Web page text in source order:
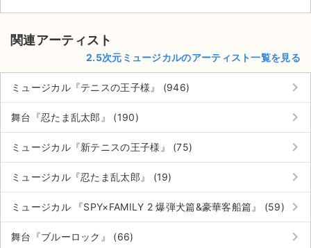
関連アーティスト
2.5次元ミュージカルのアーティスト一覧を見る
ミュージカル『テニスの王子様』 (946) keyboard_arrow_right
舞台『忍たま乱太郎』 (190) keyboard_arrow_right
ミュージカル『新テニスの王子様』 (75) keyboard_arrow_right
ミュージカル『忍たま乱太郎』 (19) keyboard_arrow_right
ミュージカル 『SPY×FAMILY 2 爆弾犬篇&豪華客船篇』 (59) keyboard_arrow_right
舞台『ブルーロック』 (66) keyboard_arrow_right